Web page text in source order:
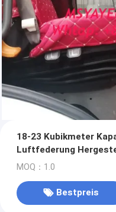
18-23 Kubikmeter
Luftfederung
MOQ：1.0
Bestpreis